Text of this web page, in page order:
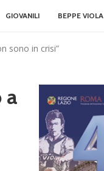
GIOVANILI BEPPE VIOLA
sono in crisi”
a